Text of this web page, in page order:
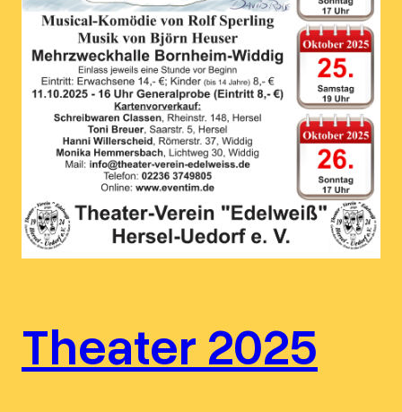
Theater 2025